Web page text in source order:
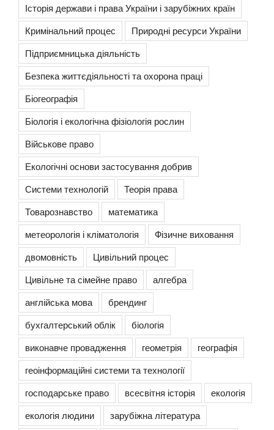
Історія держави і права України і зарубіжних країн
Кримінальний процес
Природні ресурси України
Підприємницька діяльність
Безпека життєдіяльності та охорона праці
Біогеографія
Біологія і екологічна фізіологія рослин
Військове право
Екологічні основи застосування добрив
Системи технологій
Теорія права
Товарознавство
математика
метеорологія і кліматологія
Фізичне виховання
двомовність
Цивільний процес
Цивільне та сімейне право
алгебра
англійська мова
брендинг
бухгалтерський облік
біологія
виконавче провадження
геометрія
географія
геоінформаційні системи та технології
господарське право
всесвітня історія
екологія
екологія людини
зарубіжна література